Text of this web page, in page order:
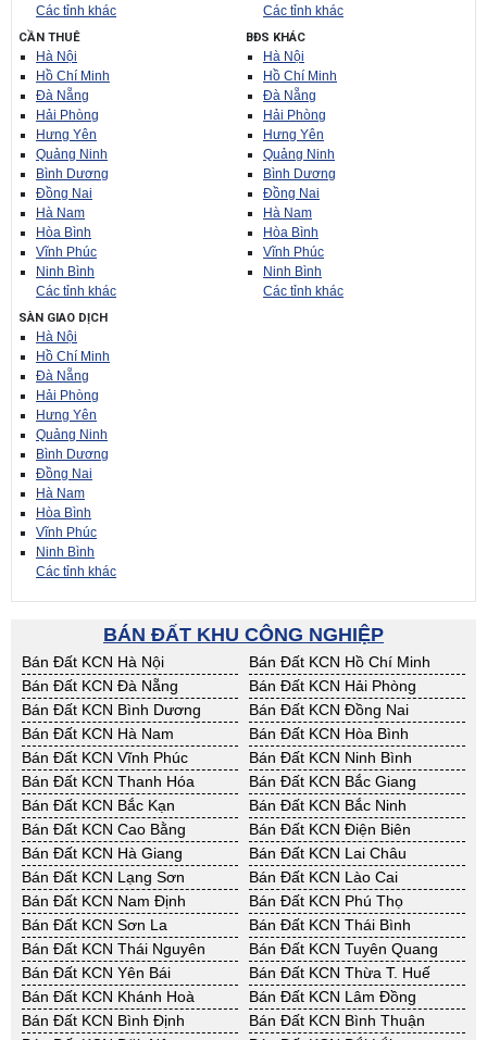
Các tỉnh khác
Các tỉnh khác
CẦN THUÊ
Hà Nội
Hồ Chí Minh
Đà Nẵng
Hải Phòng
Hưng Yên
Quảng Ninh
Bình Dương
Đồng Nai
Hà Nam
Hòa Bình
Vĩnh Phúc
Ninh Bình
Các tỉnh khác
BĐS KHÁC
Hà Nội
Hồ Chí Minh
Đà Nẵng
Hải Phòng
Hưng Yên
Quảng Ninh
Bình Dương
Đồng Nai
Hà Nam
Hòa Bình
Vĩnh Phúc
Ninh Bình
Các tỉnh khác
SÀN GIAO DỊCH
Hà Nội
Hồ Chí Minh
Đà Nẵng
Hải Phòng
Hưng Yên
Quảng Ninh
Bình Dương
Đồng Nai
Hà Nam
Hòa Bình
Vĩnh Phúc
Ninh Bình
Các tỉnh khác
BÁN ĐẤT KHU CÔNG NGHIỆP
Bán Đất KCN Hà Nội
Bán Đất KCN Hồ Chí Minh
Bán Đất KCN Đà Nẵng
Bán Đất KCN Hải Phòng
Bán Đất KCN Bình Dương
Bán Đất KCN Đồng Nai
Bán Đất KCN Hà Nam
Bán Đất KCN Hòa Bình
Bán Đất KCN Vĩnh Phúc
Bán Đất KCN Ninh Bình
Bán Đất KCN Thanh Hóa
Bán Đất KCN Bắc Giang
Bán Đất KCN Bắc Kạn
Bán Đất KCN Bắc Ninh
Bán Đất KCN Cao Bằng
Bán Đất KCN Điện Biên
Bán Đất KCN Hà Giang
Bán Đất KCN Lai Châu
Bán Đất KCN Lạng Sơn
Bán Đất KCN Lào Cai
Bán Đất KCN Nam Định
Bán Đất KCN Phú Thọ
Bán Đất KCN Sơn La
Bán Đất KCN Thái Bình
Bán Đất KCN Thái Nguyên
Bán Đất KCN Tuyên Quang
Bán Đất KCN Yên Bái
Bán Đất KCN Thừa T. Huế
Bán Đất KCN Khánh Hoà
Bán Đất KCN Lâm Đồng
Bán Đất KCN Bình Định
Bán Đất KCN Bình Thuận